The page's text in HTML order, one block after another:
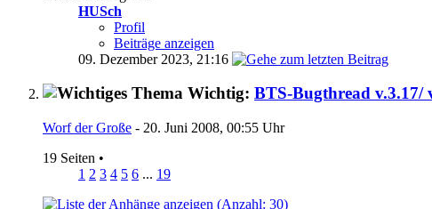
HUSch
Profil
Beiträge anzeigen
09. Dezember 2023, 21:16
Wichtig: BTS-Bugthread v.3.17/
Worf der Große - 20. Juni 2008, 00:55 Uhr
19 Seiten •
1 2 3 4 5 6 ... 19